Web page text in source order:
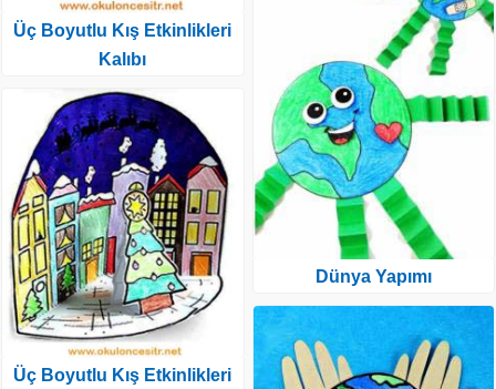
Üç Boyutlu Kış Etkinlikleri
Kalıbı
Üç Boyutlu Kış Etkinlikleri
Dünya Yapımı